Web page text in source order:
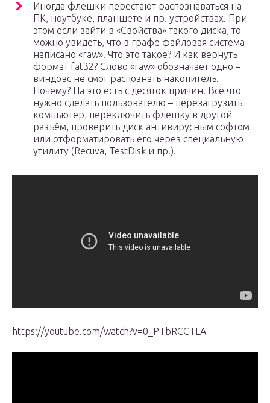
Иногда флешки перестают распознаваться на
ПК, ноутбуке, планшете и пр. устройствах. При
этом если зайти в «Свойства» такого диска, то
можно увидеть, что в графе файловая система
написано «raw». Что это такое? И как вернуть
формат fat32? Слово «raw» обозначает одно –
виндовс не смог распознать накопитель.
Почему? На это есть с десяток причин. Всё что
нужно сделать пользователю – перезагрузить
компьютер, переключить флешку в другой
разъём, проверить диск антивирусным софтом
или отформатировать его через специальную
утилиту (Recuva, TestDisk и пр.).
https://youtube.com/watch?v=0_PTbRCCTLA